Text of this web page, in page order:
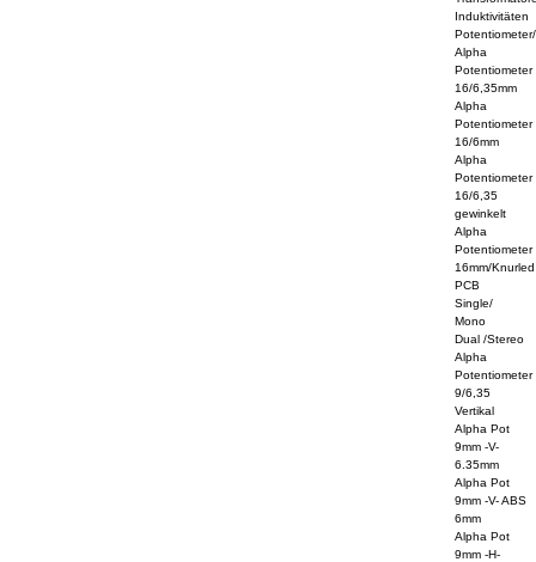
Induktivitäten
Alpha
Potentiometer
16/6,35mm
Alpha
Potentiometer
16/6mm
Alpha
Potentiometer
16/6,35
gewinkelt
Alpha
Potentiometer
16mm/Knurled
PCB
Single/
Mono
Dual /Stereo
Alpha
Potentiometer
9/6,35
Vertikal
Alpha Pot
9mm -V-
6.35mm
Alpha Pot
9mm -V- ABS
6mm
Alpha Pot
9mm -H-